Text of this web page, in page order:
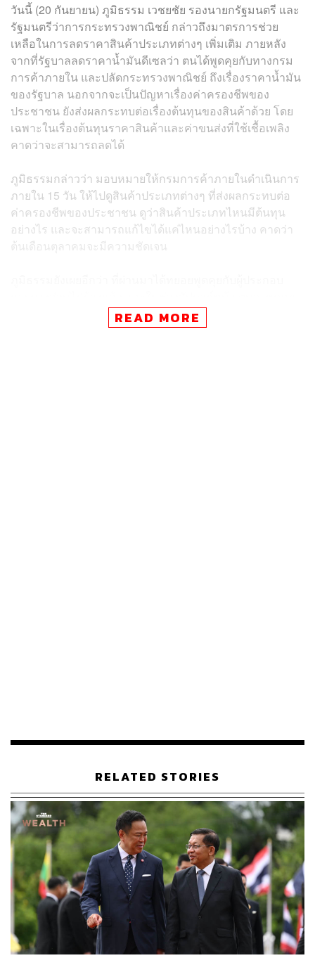
วันนี้ (20 กันยายน) ภูมิธรรม เวชยชัย รองนายกรัฐมนตรี และ
รัฐมนตรีว่าการกระทรวงพาณิชย์ กล่าวถึงมาตรการช่วย
เหลือในการลดราคาสินค้าประเภทต่างๆ เพิ่มเติม ภายหลัง
จากที่รัฐบาลลดราคาน้ำมันดีเซลว่า ตนได้พูดคุยกับทางกรม
การค้าภายใน และปลัดกระทรวงพาณิชย์ ถึงเรื่องราคาน้ำมัน
ของรัฐบาล นอกจากจะเป็นปัญหาเรื่องค่าครองชีพของ
ประชาชน ยังส่งผลกระทบต่อเรื่องต้นทุนของสินค้าด้วย โดย
เฉพาะในเรื่องต้นทุนราคาสินค้าและค่าขนส่งที่ใช้เชื้อเพลิง
คาดว่าจะสามารถลดได้
ภูมิธรรมกล่าวว่า มอบหมายให้กรมการค้าภายในดำเนินการ
ภายใน 15 วัน ให้ไปดูสินค้าประเภทต่างๆ ที่ส่งผลกระทบต่อ
ค่าครองชีพของประชาชน ดูว่าสินค้าประเภทไหนมีต้นทุน
อย่างไร และจะสามารถแก้ไขได้แค่ไหนอย่างไรบ้าง คาดว่า
ต้นเดือนตุลาคมจะมีความชัดเจน
กับผู้ประกอบการรายใหญ่ ทั้งในส่วนผู้ผลิต ซึ่งได้พูดคุยตาม
กรอบนโยบายที่ตนเคยให้ไว้ ที่คนตัวใหญ่ต้องช่วยดึงคนตัว
THE STANDARD TEAM
READ MORE
RELATED STORIES